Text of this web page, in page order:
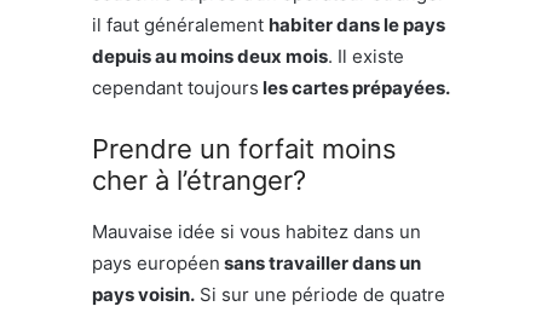
il faut généralement habiter dans le pays
depuis au moins deux mois. Il existe
cependant toujours les cartes prépayées.
Prendre un forfait moins
cher à l’étranger?
Mauvaise idée si vous habitez dans un
pays européen sans travailler dans un
pays voisin. Si sur une période de quatre